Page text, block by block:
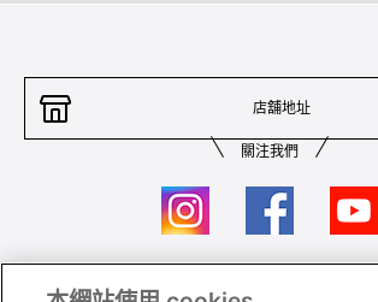
店舖地址
關注我們